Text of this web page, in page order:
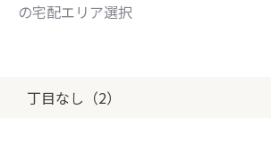
の宅配エリア選択
丁目なし（2）